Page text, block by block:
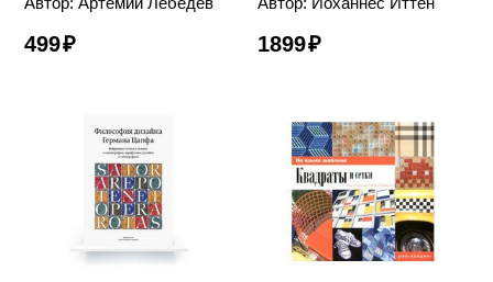
499₽ 1899₽